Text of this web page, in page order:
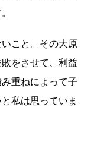
こと。その大原
をさせて、利益
重ねによって子
私は思っていま